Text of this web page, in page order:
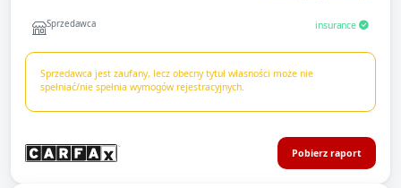
Sprzedawca insurance
Sprzedawca jest zaufany, lecz obecny tytuł własności może nie
spełniać/nie spełnia wymogów rejestracyjnych.
Pobierz raport